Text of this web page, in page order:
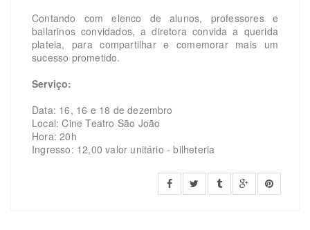
Contando com elenco de alunos, professores e
bailarinos convidados, a diretora convida a querida
plateia, para compartilhar e comemorar mais um
sucesso prometido.
Serviço:
Data: 16, 16 e 18 de dezembro
Local: Cine Teatro São João
Hora: 20h
Ingresso: 12,00 valor unitário - bilheteria